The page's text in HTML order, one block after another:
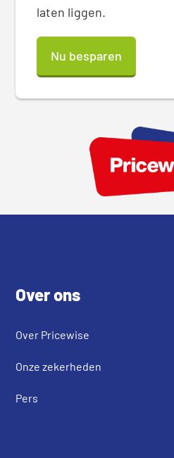
laten liggen.
Nu besparen
Over ons
Over Pricewise
Onze zekerheden
Pers